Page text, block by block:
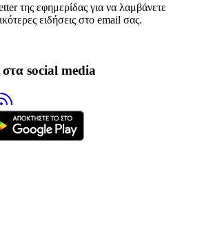
της εφημερίδας για να λαμβάνετε
ειδήσεις στο email σας.
social media